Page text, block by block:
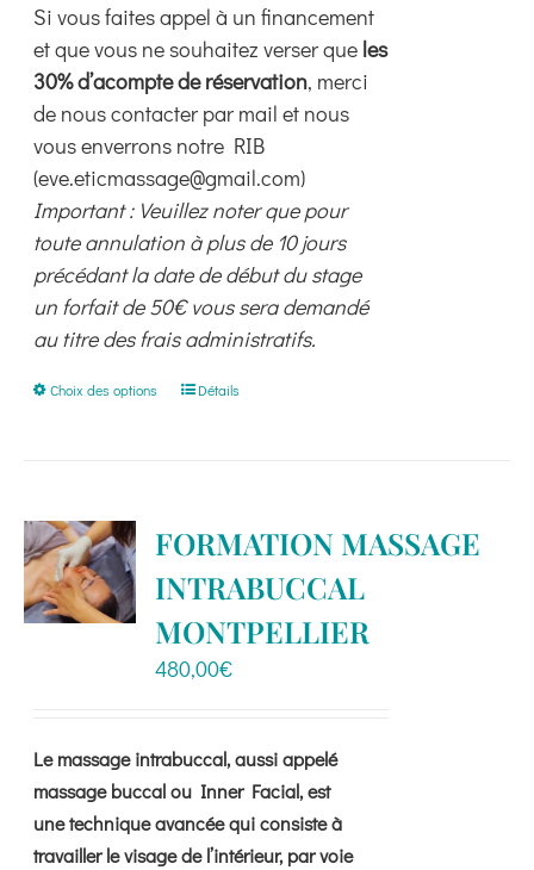
Si vous faites appel à un financement
et que vous ne souhaitez verser que les
30% d’acompte de réservation, merci
de nous contacter par mail et nous
vous enverrons notre RIB
(eve.eticmassage@gmail.com)
Important : Veuillez noter que pour
toute annulation à plus de 10 jours
précédant la date de début du stage
un forfait de 50€ vous sera demandé
au titre des frais administratifs.
Choix des options
Ce
Les
options
peuvent
être
choisies
page
produit
Détails
FORMATION MASSAGE
INTRABUCCAL
MONTPELLIER
480,00€
Le massage intrabuccal, aussi appelé
massage buccal ou Inner Facial, est
une technique avancée qui consiste à
travailler le visage de l’intérieur, par voie